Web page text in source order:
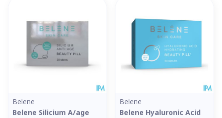
Belene
Belene Silicium A/age
Belene
Belene Hyaluronic Acid